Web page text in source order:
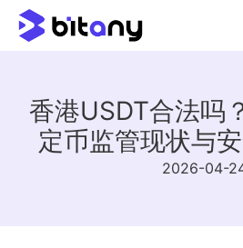
香港USDT合法吗
定币监管现状与
2026-04-